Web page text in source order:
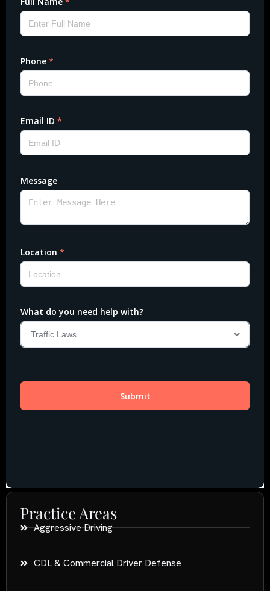
Practice Areas
Aggressive Driving
CDL & Commercial Driver Defense